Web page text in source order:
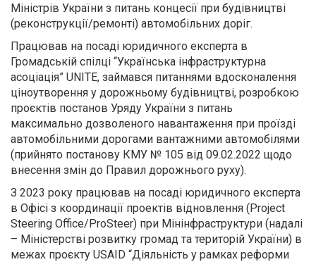
Міністрів України з питань концесії при будівництві
(реконструкції/ремонті) автомобільних доріг.
Працював на посаді юридичного експерта в
Громадській спілці “Українська інфраструктурна
асоціація” UNITE, займався питаннями вдосконалення
ціноутворення у дорожньому будівництві, розробкою
проєктів постанов Уряду України з питань
максимально дозволеного навантаження при проїзді
автомобільними дорогами вантажними автомобілями
(прийнято постанову КМУ № 105 від 09.02.2022 щодо
внесення змін до Правил дорожнього руху).
З 2023 року працював на посаді юридичного експерта
в Офісі з координації проектів відновлення (Project
Steering Office/ProSteer) при Мінінфраструктури (надалі
– Міністерстві розвитку громад та територій України) в
межах проєкту USAID “Діяльність у рамках реформи